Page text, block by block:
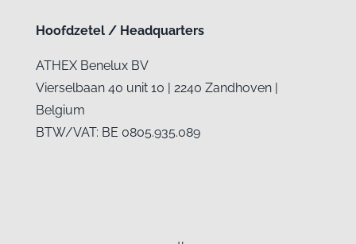
Hoofdzetel / Headquarters
ATHEX Benelux BV
Vierselbaan 40 unit 10 | 2240 Zandhoven |
Belgium
BTW/VAT: BE 0805.935.089